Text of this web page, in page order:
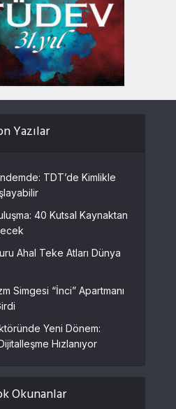
Yazılar
TDT’de Kimlikle
40 Kutsal Kaynaktan
Ahal Teke Atları Dünya
Simgesi “İnci” Apartmanı
Yeni Dönem:
Hızlanıyor
Okunanlar